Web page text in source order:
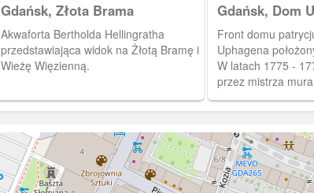
Gdańsk, Złota Brama
Akwaforta Bertholda Hellingratha
przedstawiająca widok na Żłotą Bramę i
Wieżę Więzienną.
Gdańsk, Dom
Front domu
Uphagena
W latach 1775 -
przez mistrza
Benjamina
wykończenia
guldenów.